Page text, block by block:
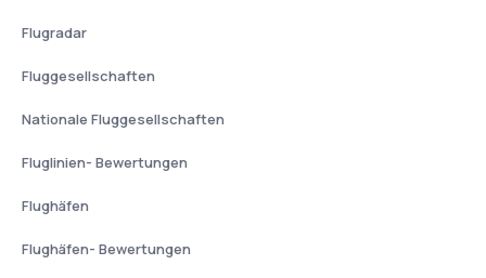
Flugradar
Fluggesellschaften
Nationale Fluggesellschaften
Fluglinien- Bewertungen
Flughäfen
Flughäfen- Bewertungen